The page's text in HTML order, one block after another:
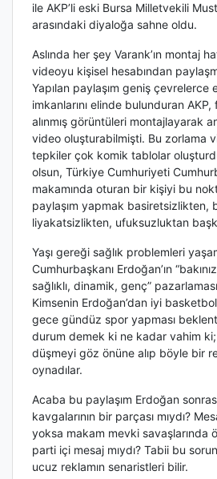
ile AKP’li eski Bursa Milletvekili
arasındaki diyaloğa sahne oldu.
Aslında her şey Varank’ın montaj
videoyu kişisel hesabından
Yapılan paylaşım geniş çevrelerce
imkanlarını elinde bulunduran
alınmış görüntüleri montajlayarak
video oluşturabilmişti. Bu zorlama
tepkiler çok komik tablolar
olsun, Türkiye Cumhuriyeti
makamında oturan bir kişiyi bu
paylaşım yapmak basiretsizlikten,
liyakatsizlikten, ufuksuzluktan
Yaşı gereği sağlık problemleri
Cumhurbaşkanı Erdoğan’ın
sağlıklı, dinamik, genç”
Kimsenin Erdoğan’dan iyi
gece gündüz spor yapması
durum demek ki ne kadar vahim
düşmeyi göz önüne alıp böyle bir
oynadılar.
Acaba bu paylaşım Erdoğan
kavgalarının bir parçası mıydı?
yoksa makam mevki savaşlarında
parti içi mesaj mıydı? Tabii bu
ucuz reklamın senaristleri bilir.